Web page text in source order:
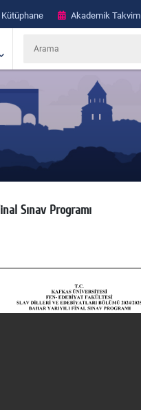
Kütüphane Akademik Takvim
Sınav Programı